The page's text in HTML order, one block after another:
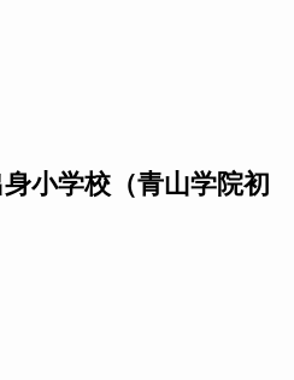
小学校（青山学院初